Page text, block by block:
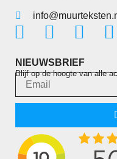
NIEUWSBRIEF
Blijf op de hoogte van alle